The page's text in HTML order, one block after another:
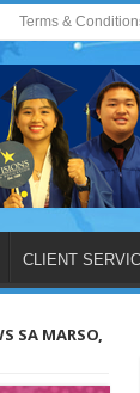
Terms &
CLIENT
SA MARSO,